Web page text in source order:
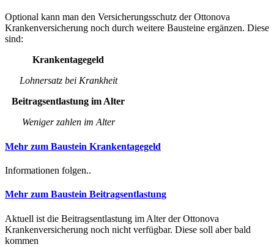
Optional kann man den Versicherungsschutz der Ottonova
Krankenversicherung noch durch weitere Bausteine ergänzen. Diese
sind:
Krankentagegeld
Lohnersatz bei Krankheit
Beitragsentlastung im Alter
Weniger zahlen im Alter
Mehr zum Baustein Krankentagegeld
Informationen folgen..
Mehr zum Baustein Beitragsentlastung
Aktuell ist die Beitragsentlastung im Alter der Ottonova
Krankenversicherung noch nicht verfügbar. Diese soll aber bald
kommen